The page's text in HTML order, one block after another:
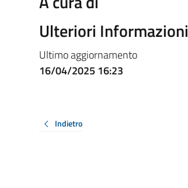
Ulteriori Informazioni
Ultimo aggiornamento
16/04/2025 16:23
Indietro